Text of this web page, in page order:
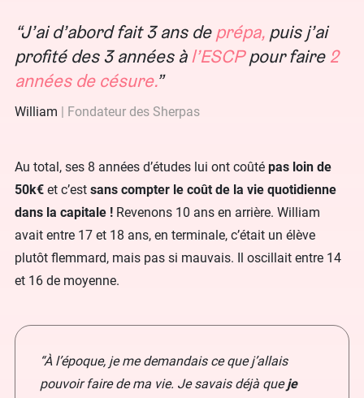
J’ai d’abord fait 3 ans deprépa, puis j’ai
profité des 3 années àl’ESCPpour faire 2
années de césure.
William Fondateur des Sherpas
Au total, ses 8 années d’études lui ont coûté pas loin de
50k€ et c’est sans compter le coût de la vie quotidienne
dans la capitale ! Revenons 10 ans en arrière. William
avait entre 17 et 18 ans, en terminale, c’était un élève
plutôt flemmard, mais pas si mauvais. Il oscillait entre 14
et 16 de moyenne.
“À l’époque, je me demandais ce que j’allais
pouvoir faire de ma vie. Je savais déjà queje